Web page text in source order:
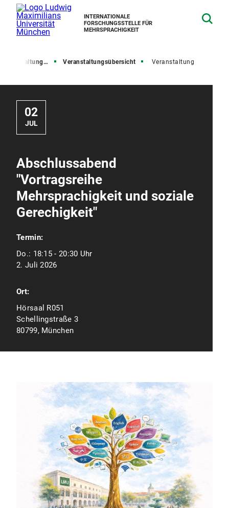
INTERNATIONALE
FORSCHUNGSSTELLE FÜR
MEHRSPRACHIGKEIT
Veranstaltungsübersicht Veranstaltung
02
JUL
Abschlussabend
"Vortragsreihe
Mehrsprachigkeit und soziale
Gerechigkeit"
Termin:
Do.: 18:15 - 20:30 Uhr
2. Juli 2026
Ort:
Hörsaal R051
Schellingstraße 3
80799, München